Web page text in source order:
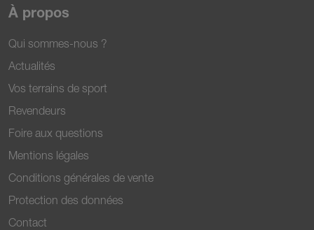
À propos
Qui sommes-nous ?
Actualités
Vos terrains de sport
Revendeurs
Foire aux questions
Mentions légales
Conditions générales de vente
Protection des données
Contact